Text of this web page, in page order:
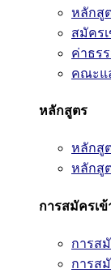
หลักสู
สมัคร
ค่าธร
คณะแ
หลักสูตร
หลักสู
หลักสู
การสมัครเ
การส
การส